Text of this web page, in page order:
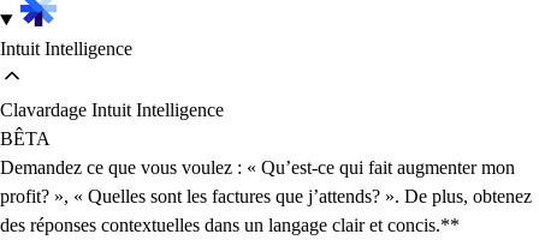
Intuit Intelligence
Clavardage Intuit Intelligence
BÊTA
Demandez ce que vous voulez : « Qu’est-ce qui fait augmenter mon
profit? », « Quelles sont les factures que j’attends? ». De plus, obtenez
des réponses contextuelles dans un langage clair et concis.**